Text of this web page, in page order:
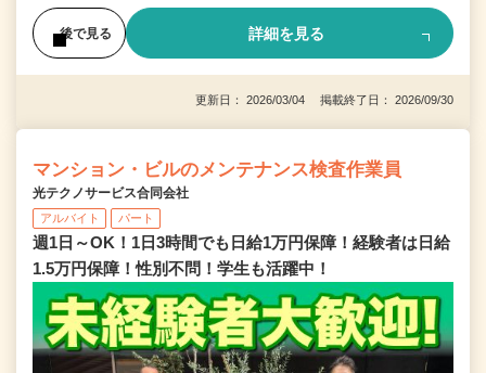
後で見る 詳細を見る
更新日： 2026/03/04 掲載終了日： 2026/09/30
マンション・ビルのメンテナンス検査作業員
光テクノサービス合同会社
アルバイト パート
週1日～OK！1日3時間でも日給1万円保障！経験者は日給
1.5万円保障！性別不問！学生も活躍中！